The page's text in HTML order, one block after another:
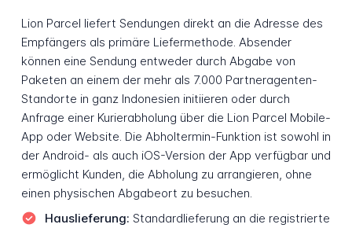
Lion Parcel liefert Sendungen direkt an die Adresse des
Empfängers als primäre Liefermethode. Absender
können eine Sendung entweder durch Abgabe von
Paketen an einem der mehr als 7.000 Partneragenten-
Standorte in ganz Indonesien initiieren oder durch
Anfrage einer Kurierabholung über die Lion Parcel Mobile-
App oder Website. Die Abholtermin-Funktion ist sowohl in
der Android- als auch iOS-Version der App verfügbar und
ermöglicht Kunden, die Abholung zu arrangieren, ohne
einen physischen Abgabeort zu besuchen.
Hauslieferung: Standardlieferung an die registrierte